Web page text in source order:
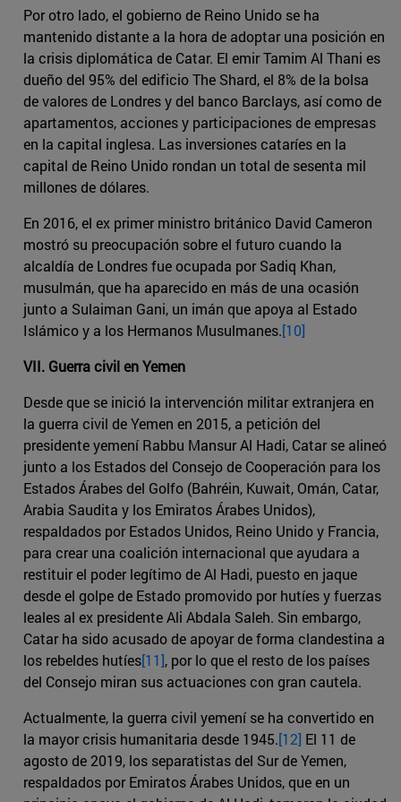
Por otro lado, el gobierno de Reino Unido se ha
mantenido distante a la hora de adoptar una posición en
la crisis diplomática de Catar. El emir Tamim Al Thani es
dueño del 95% del edificio The Shard, el 8% de la bolsa
de valores de Londres y del banco Barclays, así como de
apartamentos, acciones y participaciones de empresas
en la capital inglesa. Las inversiones cataríes en la
capital de Reino Unido rondan un total de sesenta mil
millones de dólares.
En 2016, el ex primer ministro británico David Cameron
mostró su preocupación sobre el futuro cuando la
alcaldía de Londres fue ocupada por Sadiq Khan,
musulmán, que ha aparecido en más de una ocasión
junto a Sulaiman Gani, un imán que apoya al Estado
Islámico y a los Hermanos Musulmanes.[10]
VII. Guerra civil en Yemen
Desde que se inició la intervención militar extranjera en
la guerra civil de Yemen en 2015, a petición del
presidente yemení Rabbu Mansur Al Hadi, Catar se alineó
junto a los Estados del Consejo de Cooperación para los
Estados Árabes del Golfo (Bahréin, Kuwait, Omán, Catar,
Arabia Saudita y los Emiratos Árabes Unidos),
respaldados por Estados Unidos, Reino Unido y Francia,
para crear una coalición internacional que ayudara a
restituir el poder legítimo de Al Hadi, puesto en jaque
desde el golpe de Estado promovido por hutíes y fuerzas
leales al ex presidente Ali Abdala Saleh. Sin embargo,
Catar ha sido acusado de apoyar de forma clandestina a
los rebeldes hutíes[11], por lo que el resto de los países
del Consejo miran sus actuaciones con gran cautela.
Actualmente, la guerra civil yemení se ha convertido en
la mayor crisis humanitaria desde 1945.[12] El 11 de
agosto de 2019, los separatistas del Sur de Yemen,
respaldados por Emiratos Árabes Unidos, que en un